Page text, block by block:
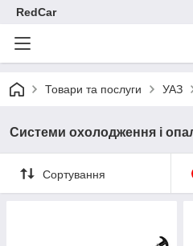
RedCar
Товари та послуги УАЗ
Системи охолодження і
Сортування